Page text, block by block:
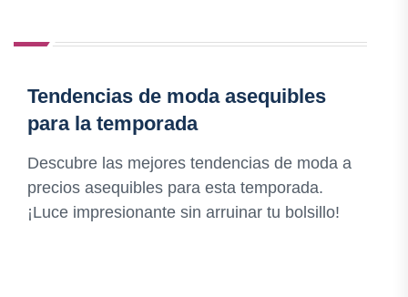
Tendencias de moda asequibles
para la temporada
Descubre las mejores tendencias de moda a
precios asequibles para esta temporada.
¡Luce impresionante sin arruinar tu bolsillo!